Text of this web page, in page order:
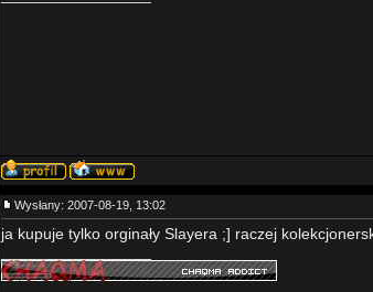
Wysłany: 2007-08-19, 13:02
ja kupuje tylko orginały Slayera ;] raczej